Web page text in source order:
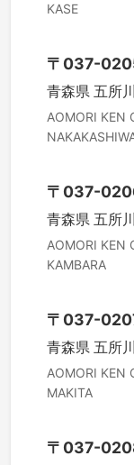
KASE
〒 037-
青森県 五所
AOMORI KEN
〒 037-
青森県 五所
AOMORI KEN
KAMBARA
〒 037-
青森県 五所
AOMORI KEN
MAKITA
〒 037-